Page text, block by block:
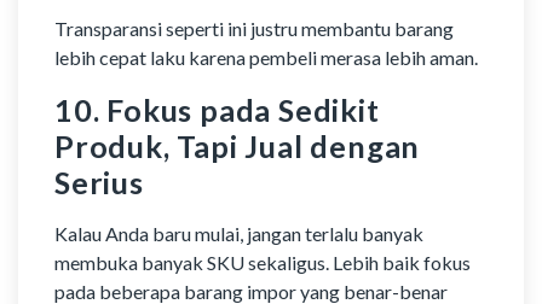
Transparansi seperti ini justru membantu barang
lebih cepat laku karena pembeli merasa lebih aman.
10. Fokus pada Sedikit
Produk, Tapi Jual dengan
Serius
Kalau Anda baru mulai, jangan terlalu banyak
membuka banyak SKU sekaligus. Lebih baik fokus
pada beberapa barang impor yang benar-benar